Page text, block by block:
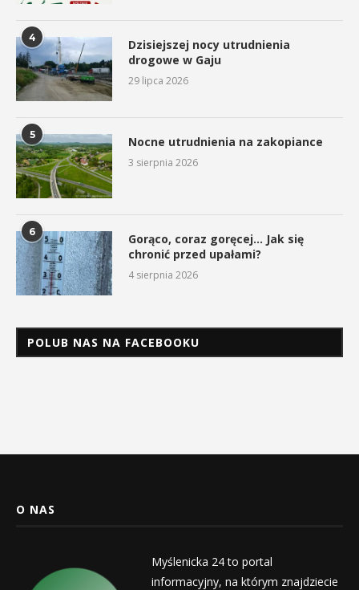
4
Dzisiejszej nocy utrudnienia
drogowe w Gaju
29 lipca 2026
5 Nocne utrudnienia na zakopiance
3 sierpnia 2026
6
Gorąco, coraz goręcej… Jak się
chronić przed upałami?
4 sierpnia 2026
POLUB NAS NA FACEBOOKU
O NAS
Myślenicka 24 to portal
informacyjny, na którym znajdziecie